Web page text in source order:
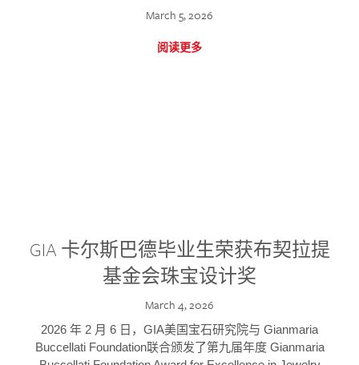
March 5, 2026
阅读更多
GIA 卡尔斯巴德毕业生荣获布契拉提
基金会珠宝设计奖
March 4, 2026
2026 年 2 月 6 日，GIA美国宝石研究院与 Gianmaria
Buccellati Foundation联合颁发了第九届年度 Gianmaria